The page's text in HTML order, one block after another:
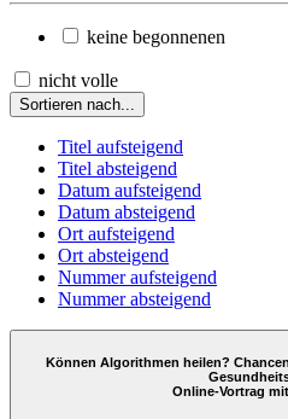
keine begonnenen
nicht volle
Sortieren nach...
Titel aufsteigend
Titel absteigend
Datum aufsteigend
Datum absteigend
Ort aufsteigend
Ort absteigend
Nummer aufsteigend
Nummer absteigend
Können Algorithmen heilen?
Online-Vortrag